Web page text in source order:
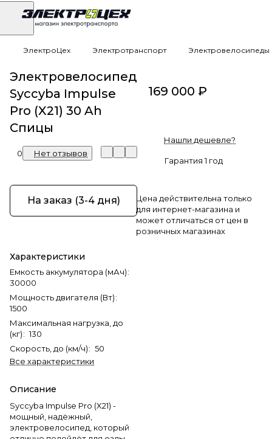
ЭлектроЦех Электротранспорт Электровелосипеды
Электровелосипед
Syccyba Impulse
Pro (X21) 30 Ah
Спицы
0 Нет отзывов
На заказ (3-4 дня)
Характеристики
Емкость аккумулятора (мАч):
30000
Мощность двигателя (Вт):
1500
Максимальная нагрузка, до
(кг): 130
Скорость, до (км/ч): 50
Все характеристики
Описание
Syccyba Impulse Pro (X21) -
мощный, надёжный,
электровелосипед, который
169 000 ₽
Нашли дешевле?
Гарантия 1 год
Цена действительна только
для интернет-магазина и
может отличаться от цен в
розничных магазинах